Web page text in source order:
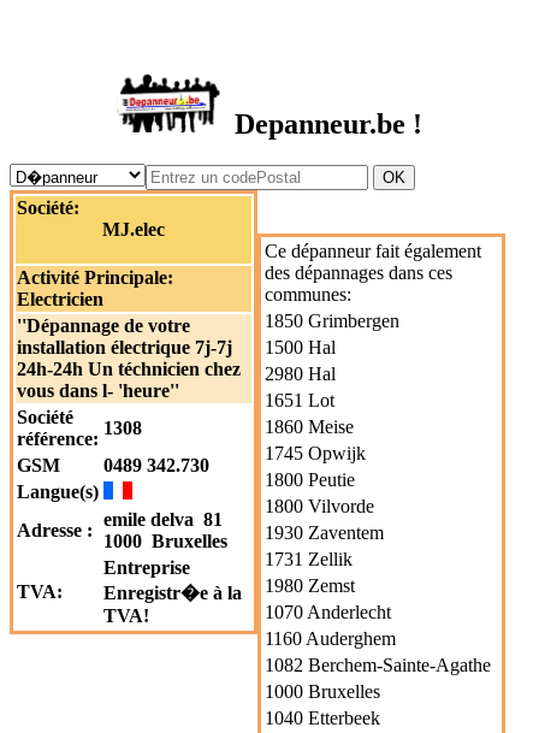
Depanneur.be !
Société:
MJ.elec
Activité Principale:
Electricien
''Dépannage de votre
installation électrique 7j-7j
24h-24h Un téchnicien chez
vous dans l- 'heure''
Société
référence:
1308
GSM
0489 342.730
Langue(s)
Adresse :
emile delva 81
1000 Bruxelles
TVA:
Entreprise
Enregistr�e à la
TVA!
Ce dépanneur fait également
des dépannages dans ces
communes:
1850 Grimbergen
1500 Hal
2980 Hal
1651 Lot
1860 Meise
1745 Opwijk
1800 Peutie
1800 Vilvorde
1930 Zaventem
1731 Zellik
1980 Zemst
1070 Anderlecht
1160 Auderghem
1082 Berchem-Sainte-Agathe
1000 Bruxelles
1040 Etterbeek